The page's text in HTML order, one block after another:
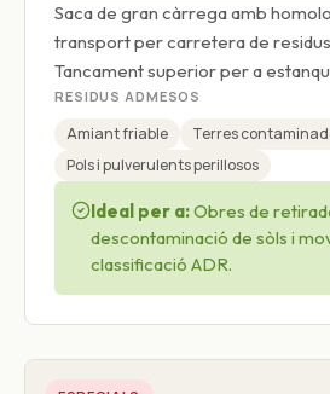
Saca de gran càrrega amb
transport per carretera de
Tancament superior per a
RESIDUS ADMESOS
Amiant friable
Terres
Pols i pulverulents perillosos
Ideal per a:Obres de
descontaminació de sòls i
classificació ADR.